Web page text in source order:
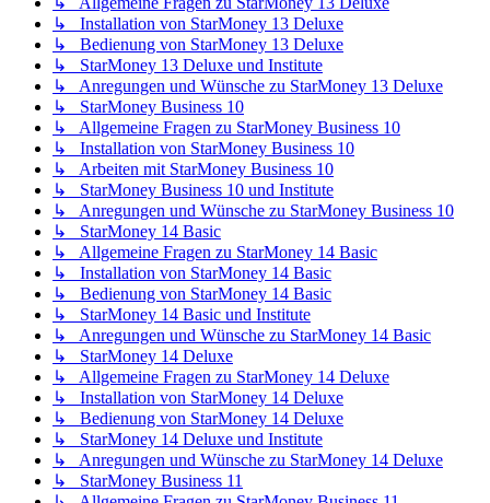
↳ Installation von StarMoney 13 Deluxe
↳ Bedienung von StarMoney 13 Deluxe
↳ StarMoney 13 Deluxe und Institute
↳ Anregungen und Wünsche zu StarMoney 13 Deluxe
↳ StarMoney Business 10
↳ Allgemeine Fragen zu StarMoney Business 10
↳ Installation von StarMoney Business 10
↳ Arbeiten mit StarMoney Business 10
↳ StarMoney Business 10 und Institute
↳ Anregungen und Wünsche zu StarMoney Business 10
↳ StarMoney 14 Basic
↳ Allgemeine Fragen zu StarMoney 14 Basic
↳ Installation von StarMoney 14 Basic
↳ Bedienung von StarMoney 14 Basic
↳ StarMoney 14 Basic und Institute
↳ Anregungen und Wünsche zu StarMoney 14 Basic
↳ StarMoney 14 Deluxe
↳ Allgemeine Fragen zu StarMoney 14 Deluxe
↳ Installation von StarMoney 14 Deluxe
↳ Bedienung von StarMoney 14 Deluxe
↳ StarMoney 14 Deluxe und Institute
↳ Anregungen und Wünsche zu StarMoney 14 Deluxe
↳ StarMoney Business 11